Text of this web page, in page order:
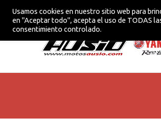
CONCESIONARIO OFICIAL YAMAHA EN
Usamos cookies en nuestro sitio web para
en "Aceptar todo", acepta el uso de TODAS
consentimiento controlado.